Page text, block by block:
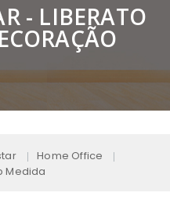
- LIBERATO
Home Office
Medida